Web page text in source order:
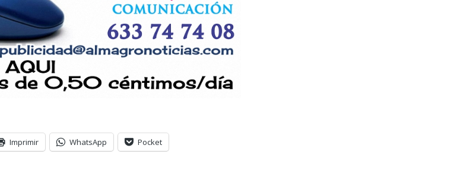
Imprimir WhatsApp Pocket